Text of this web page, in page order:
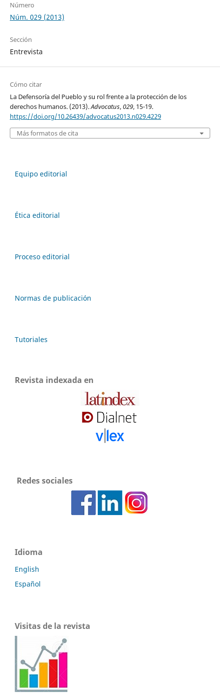
Número
Núm. 029 (2013)
Sección
Entrevista
Cómo citar
La Defensoría del Pueblo y su rol frente a la protección de los
derechos humanos. (2013).Advocatus,029, 15-19.
https://doi.org/10.26439/advocatus2013.n029.4229
Más formatos de cita
Equipo editorial
Ética editorial
Proceso editorial
Normas de publicación
Tutoriales
Revista indexada en
Redes sociales
Idioma
English
Español
Visitas de la revista